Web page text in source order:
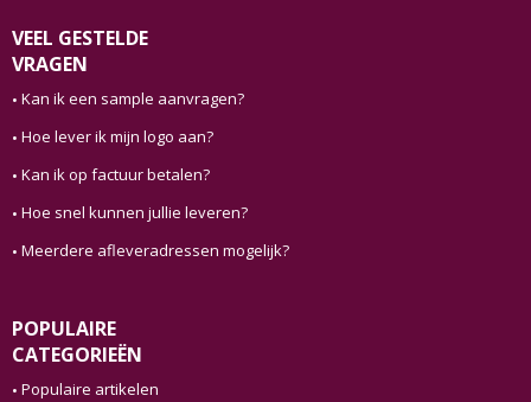
VEEL GESTELDE
VRAGEN
Kan ik een sample aanvragen?
Hoe lever ik mijn logo aan?
Kan ik op factuur betalen?
Hoe snel kunnen jullie leveren?
Meerdere afleveradressen mogelijk?
POPULAIRE
CATEGORIEËN
Populaire artikelen